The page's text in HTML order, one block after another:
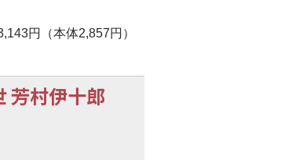
円（本体2,857円）
芳村伊十郎